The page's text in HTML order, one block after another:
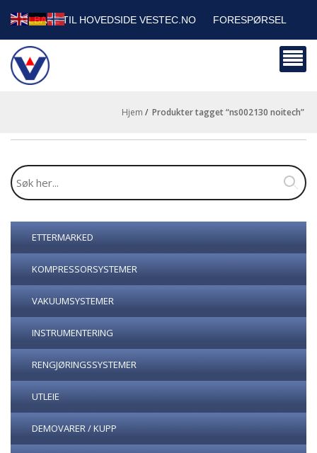
TILBAKE TIL HOVEDSIDE VESTEC.NO FORESPØRSEL
HANDLEVOGN
BEDRIFTSKUNDER
Hjem / produkter tagget “ns002130 noitech”
ETTERMARKED
KOMPRESSORSYSTEMER
VAKUUMSYSTEMER
INSTRUMENTERING
RENGJØRINGSSYSTEMER
UTLEIE
DEMOVARER / KUPP